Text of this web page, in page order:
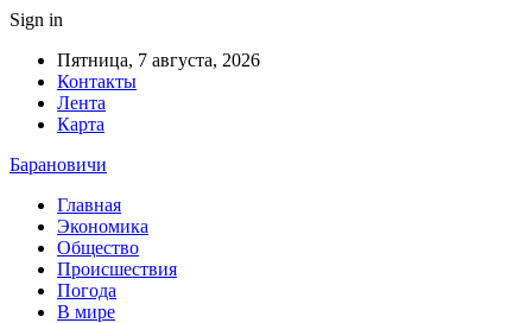
Sign in
Пятница, 7 августа, 2026
Контакты
Лента
Карта
Барановичи
Главная
Экономика
Общество
Происшествия
Погода
В мире